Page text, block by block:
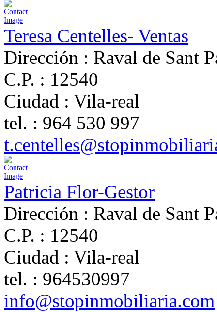
Teresa Centelles- Ventas
Dirección : Raval de Sant
C.P. : 12540
Ciudad : Vila-real
tel. : 964 530 997
Patricia Flor-Gestor
Dirección : Raval de Sant
C.P. : 12540
Ciudad : Vila-real
tel. : 964530997
info@stopinmobiliaria.com